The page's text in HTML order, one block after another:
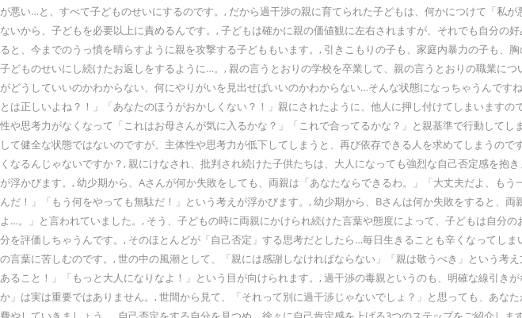
が悪い…と、すべて子どものせいにするのです。, だから過干渉の親に育てられた子どもは、何かにつけて「私
ないから、子どもを必要以上に責めるんです。, 子どもは確かに親の価値観に左右されますが、それでも自分
ると、今までのうっ憤を晴らすように親を攻撃する子どももいます。, 引きこもりの子も、家庭内暴力の子も、
子どものせいにし続けたお返しをするように…。, 親の言うとおりの学校を卒業して、親の言うとおりの職業に
がどうしていいのかわからない、何にやりがいを見出せばいいのかわからない…そんな状態になっちゃうんで
とは正しいよね？！」「あなたのほうがおかしくない？！」親にされたように、他人に押し付けてしまいます
性や思考力がなくなって「これはお母さんが気に入るかな？」「これで合ってるかな？」と親基準で行動して
して健全な状態ではないのですが、主体性や思考力が低下してしまうと、再び依存できる人を求めてしまうの
くなるんじゃないですか？, 親にけなされ、批判され続けた子供たちは、大人になっても強烈な自己否定感を
が浮かびます。, 幼少期から、Aさんが何か失敗をしても、両親は「あなたならできるわ。」「大丈夫だよ、も
んだ！」「もう何をやっても無駄だ！」という考えが浮かびます。, 幼少期から、Bさんは何か失敗をすると、
よ…。」と言われていました。, そう、子どもの時に両親にかけられ続けた言葉や態度によって、子どもは自分
分を評価しちゃうんです。, そのほとんどが「自己否定」する思考だとしたら…毎日生きることも辛くなってし
の言葉に苦しむのです。, 世の中の風潮として、「親には感謝しなければならない」「親は敬うべき」という
あること！」「もっと大人になりなよ！」という目が向けられます。, 過干渉の毒親というのも、明確な線引
か」は実は重要ではありません。, 世間から見て、「それって別に過干渉じゃないでしょ？」と思っても、あ